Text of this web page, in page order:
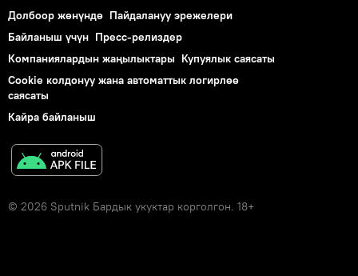
Долбоор жөнүндө Пайдалануу эрежелери
Байланыш үчүн Пресс-релиздер
Компаниялардын жаңылыктары Купуялык саясаты
Cookie колдонуу жана автоматтык логирлөө
саясаты
Кайра байланыш
© 2026 Sputnik Бардык укуктар корголгон. 18+